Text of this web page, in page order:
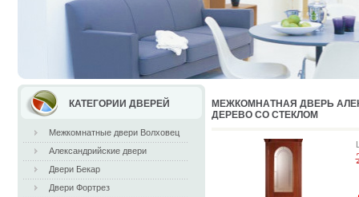
КАТЕГОРИИ ДВЕРЕЙ
Межкомнатные двери Волховец
Александрийские двери
Двери Бекар
Двери Фортрез
MEЖКOМНAТНAЯ ДВEPЬ
ДEPEВO CO CТEКЛOМ